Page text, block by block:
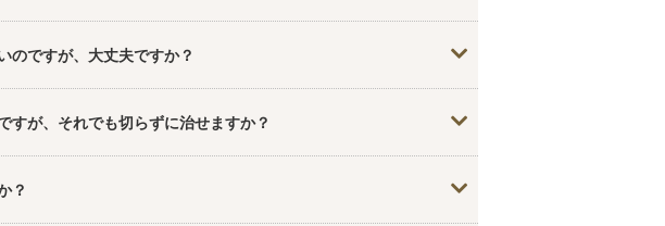
。いつも読んでいるファッション雑誌なども教えて頂けると
のですが、大丈夫ですか？
師ばかりですので、大丈夫ですよ。
すが、それでも切らずに治せますか？
二重を作る方法をご提案します。
？